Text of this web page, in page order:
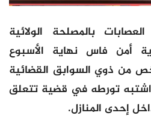
بالمصلحة الولائية
أمن فاس نهاية الأسبوع
من ذوي السوابق القضائية
36 سنة، اشتبه تورطه في قضية تتعلق
إحدى المنازل.